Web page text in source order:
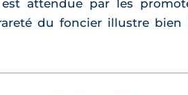
attendue par les
du foncier illustre